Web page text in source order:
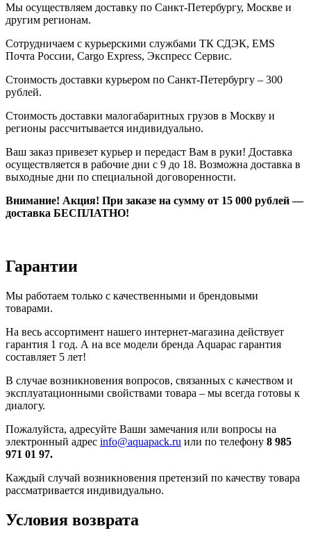
Мы осуществляем доставку по Санкт-Петербургу, Москве и
другим регионам.
Сотрудничаем с курьерскими службами ТК СДЭК, EMS
Почта России, Cargo Express, Экспресс Сервис.
Стоимость доставки курьером по Санкт-Петербургу – 300
рублей.
Стоимость доставки малогабаритных грузов в Москву и
регионы рассчитывается индивидуально.
Ваш заказ привезет курьер и передаст Вам в руки! Доставка
осуществляется в рабочие дни с 9 до 18. Возможна доставка в
выходные дни по специальной договоренности.
Внимание! Акция! При заказе на cумму от 15 000 рублей —
доставка БЕСПЛАТНО!
Гарантии
Мы работаем только с качественными и брендовыми
товарами.
На весь ассортимент нашего интернет-магазина действует
гарантия 1 год. А на все модели бренда Aquapac гарантия
составляет 5 лет!
В случае возникновения вопросов, связанных с качеством и
эксплуатационными свойствами товара – мы всегда готовы к
диалогу.
Пожалуйста, адресуйте Ваши замечания или вопросы на
электронный адрес info@aquapack.ru или по телефону 8 985
971 01 97.
Каждый случай возникновения претензий по качеству товара
рассматривается индивидуально.
Условия возврата